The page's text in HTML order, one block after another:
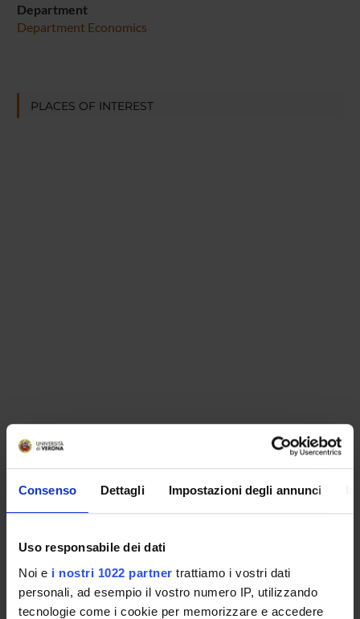
Consenso Dettagli Impostazioni degli annunci
Uso responsabile dei dati
Noi e i nostri 1022 partner trattiamo i vostri dati
personali, ad esempio il vostro numero IP, utilizzando
tecnologie come i cookie per memorizzare e accedere
Department
Department Economics
PLACES OF INTEREST
ORGANISATION
DEPARTMENT ADMINISTRATION OFFICES
STUDENT ADMINISTRATION OFFICES